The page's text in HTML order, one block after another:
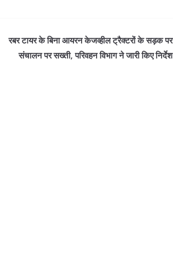
रबर टायर के बिना आयरन केजव्हील ट्रैक्टरों के सड़क पर
संचालन पर सख्ती, परिवहन विभाग ने जारी किए निर्देश